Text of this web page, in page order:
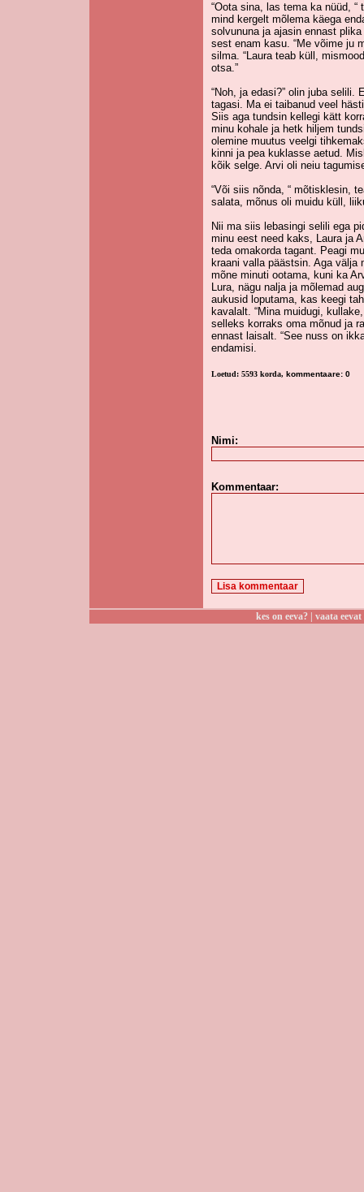
“Oota sina, las tema ka nüüd,
mind kergelt mõlema käega
solvununa ja ajasin ennast
sest enam kasu. “Me võime ju
silma. “Laura teab küll,
otsa.”
“Noh, ja edasi?” olin juba selili.
tagasi. Ma ei taibanud veel
Siis aga tundsin kellegi kätt
minu kohale ja hetk hiljem
olemine muutus veelgi
kinni ja pea kuklasse aetud.
kõik selge. Arvi oli neiu
“Või siis nõnda, “ mõtisklesin,
salata, mõnus oli muidu küll,
Nii ma siis lebasingi selili ega
minu eest need kaks, Laura ja
teda omakorda tagant. Peagi
kraani valla päästsin. Aga välja
mõne minuti ootama, kuni ka
Lura, nägu nalja ja mõlemad
aukusid loputama, kas keegi
kavalalt. “Mina muidugi,
selleks korraks oma mõnud ja
ennast laisalt. “See nuss on
endamisi.
Loetud: 5593 korda, kommentaare: 0
Nimi:
Kommentaar:
kes on eeva?| vaata